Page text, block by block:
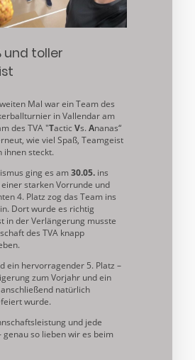
und toller
Mal war ein Team des
in Vallendar am
des TVA "Tactic Vs. Ananas“
wie viel Spaß, Teamgeist
ihnen steckt.
ging es am30.05. ins
starken Vorrunde und
4. Platz zog das Team ins
Dort wurde es richtig
in der Verlängerung musste
des TVA knapp
ein hervorragender 5. Platz –
zum Vorjahr und ein
natürlich
wurde.
und jede
genau so lieben wir es beim